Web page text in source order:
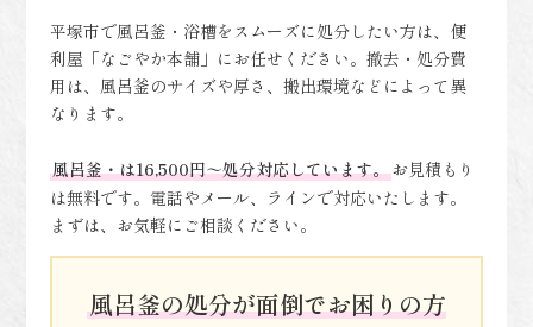
平塚市で風呂釜・浴槽をスムーズに処分したい方は、便
利屋「なごやか本舗」にお任せください。撤去・処分費
用は、風呂釜のサイズや厚さ、搬出環境などによって異
なります。
風呂釜・は16,500円～処分対応しています。お見積もり
は無料です。電話やメール、ラインで対応いたします。
まずは、お気軽にご相談ください。
風呂釜の処分が面倒でお困りの方